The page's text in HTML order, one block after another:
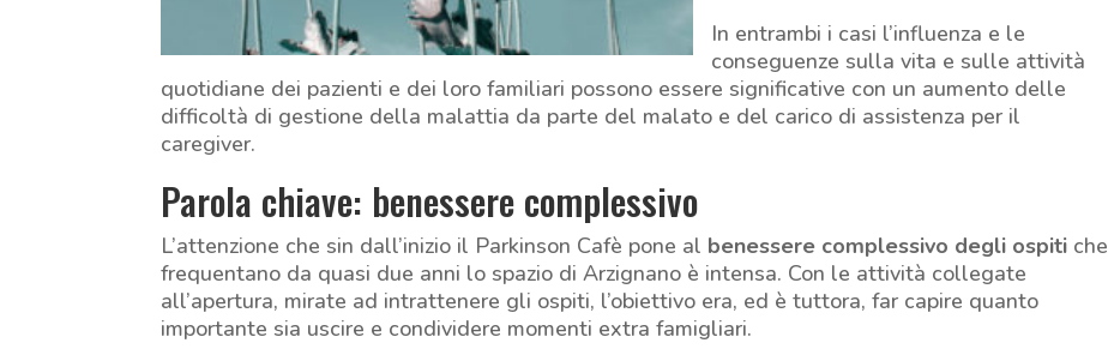
In entrambi i casi l’influenza e le
conseguenze sulla vita e sulle attività
quotidiane dei pazienti e dei loro familiari possono essere significative con un aumento delle
difficoltà di gestione della malattia da parte del malato e del carico di assistenza per il
caregiver.
Parola chiave: benessere complessivo
L’attenzione che sin dall’inizio il Parkinson Cafè pone al benessere complessivo degli ospiti che
frequentano da quasi due anni lo spazio di Arzignano è intensa. Con le attività collegate
all’apertura, mirate ad intrattenere gli ospiti, l’obiettivo era, ed è tuttora, far capire quanto
importante sia uscire e condividere momenti extra famigliari.